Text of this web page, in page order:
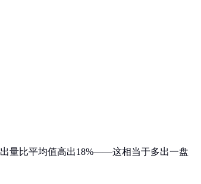
量比平均值高出18%——这相当于多出一盘